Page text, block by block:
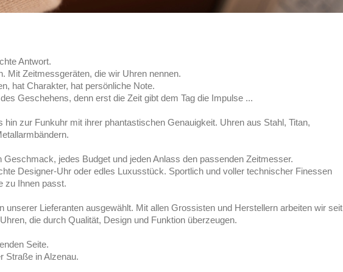
Antwort.
Mit Zeitmessgeräten, die wir Uhren nennen.
hat Charakter, hat persönliche Note.
Geschehens, denn erst die Zeit gibt dem Tag die Impulse ...
zur Funkuhr mit ihrer phantastischen Genauigkeit. Uhren aus Stahl, Titan,
jedes Budget und jeden Anlass den passenden Zeitmesser.
Designer-Uhr oder edles Luxusstück. Sportlich und voller technischer Finessen
zu Ihnen passt.
unserer Lieferanten ausgewählt. Mit allen Grossisten und Herstellern arbeiten wir seit
die durch Qualität, Design und Funktion überzeugen.
Seite.
Straße in Alzenau.